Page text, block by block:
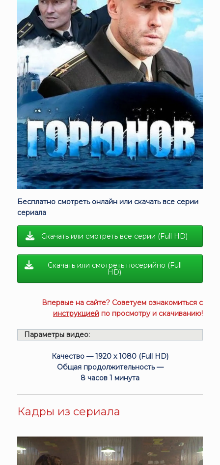
Бесплатно смотреть онлайн или скачать все серии
сериала
Скачать или смотреть все серии (Full HD)
Скачать или смотреть посерийно (Full
HD)
Впервые на сайте? Советуем ознакомиться с
инструкцией по просмотру и скачиванию!
Параметры видео:
Качество — 1920 x 1080 (Full HD)
Общая продолжительность —
8 часов 1 минута
Кадры из сериала